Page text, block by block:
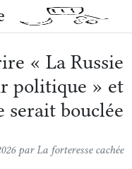
« La Russie
politique » et
serait bouclée
par La forteresse cachée